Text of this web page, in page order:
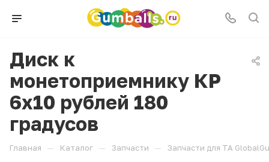
Диск к
монетоприемнику КР
6х10 рублей 180
градусов
Главная — Каталог — Запчасти — Запчасти для ТА